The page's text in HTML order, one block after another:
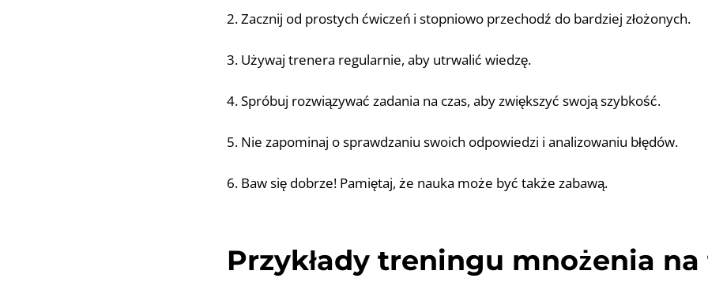
2. Zacznij od prostych ćwiczeń i stopniowo przechodź do bardziej złożonych.
3. Używaj trenera regularnie, aby utrwalić wiedzę.
4. Spróbuj rozwiązywać zadania na czas, aby zwiększyć swoją szybkość.
5. Nie zapominaj o sprawdzaniu swoich odpowiedzi i analizowaniu błędów.
6. Baw się dobrze! Pamiętaj, że nauka może być także zabawą.
Przykłady treningu mnożenia